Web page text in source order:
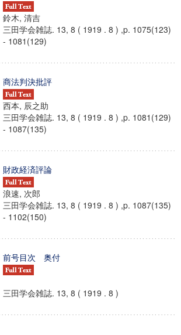
鈴木, 清吉
三田学会雑誌. 13, 8 ( 1919 . 8 ) ,p. 1075(123)
- 1081(129)
商法判決批評
西本, 辰之助
三田学会雑誌. 13, 8 ( 1919 . 8 ) ,p. 1081(129)
- 1087(135)
財政経済評論
浪速, 次郎
三田学会雑誌. 13, 8 ( 1919 . 8 ) ,p. 1087(135)
- 1102(150)
前号目次 奥付
三田学会雑誌. 13, 8 ( 1919 . 8 )